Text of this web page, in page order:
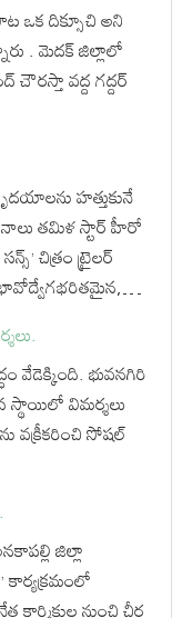
ఒక దిక్సూచి అని
. మెదక్ జిల్లాలో
వద్ద గద్దర్
హత్తుకునే
తమిళ స్టార్ హీరో
చిత్రం ట్రైలర్
భావోద్వేగభరితమైన,…
భువనగిరి
స్థాయిలో విమర్శలు
వక్రీకరించి సోషల్
జిల్లా
కార్మికుల నుంచి చీర